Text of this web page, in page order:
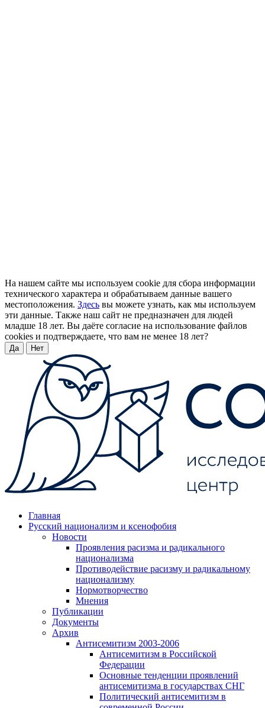
На нашем сайте мы используем cookie для сбора информации
технического характера и обрабатываем данные вашего
местоположения. Здесь вы можете узнать, как мы используем
эти данные. Также наш сайт не предназначен для людей
младше 18 лет. Вы даёте согласие на использование файлов
cookies и подтверждаете, что вам не менее 18 лет?
Да Нет
Главная
Русский национализм и ксенофобия
Новости
Проявления расизма и радикального
национализма
Противодействие расизму и радикальному
национализму
Нормотворчество
Мнения
Публикации
Документы
Архив
Антисемитизм 2003-2006
Антисемитизм в Российской
Федерации
Основные тенденции проявлений
антисемитизма в государствах СНГ
Политический антисемитизм в